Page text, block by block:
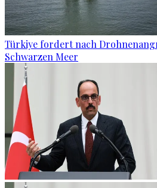
Türkiye fordert nach
Schwarzen Meer